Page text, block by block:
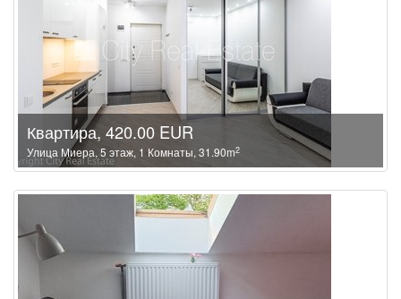
Квартира, 420.00 EUR
Улица Миера, 5 этаж, 1 Комнаты, 31.90m2